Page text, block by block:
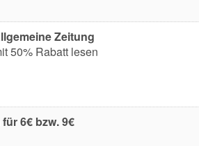
Zeitung
50% Rabatt lesen
6€ bzw. 9€